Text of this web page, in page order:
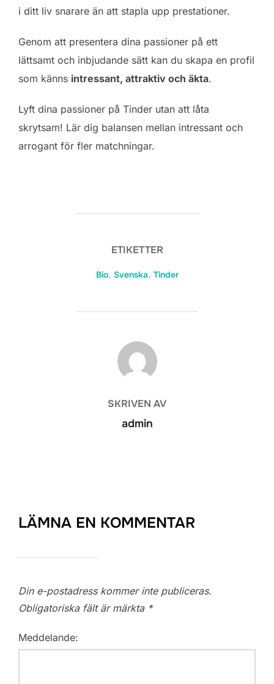
i ditt liv snarare än att stapla upp prestationer.
Genom att presentera dina passioner på ett
lättsamt och inbjudande sätt kan du skapa en profil
som känns intressant, attraktiv och äkta.
Lyft dina passioner på Tinder utan att låta
skrytsam! Lär dig balansen mellan intressant och
arrogant för fler matchningar.
ETIKETTER
Bio, Svenska, Tinder
INLÄGGSFÖRFATTARE
SKRIVEN AV
admin
LÄMNA EN KOMMENTAR
Din e-postadress kommer inte publiceras.
Obligatoriska fält är märkta *
Meddelande: